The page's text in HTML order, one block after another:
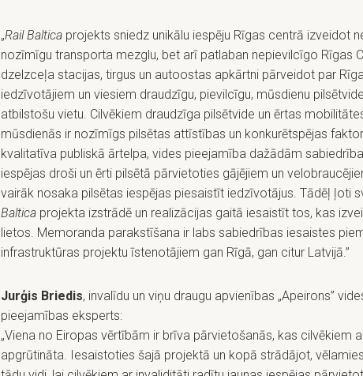
„Rail Baltica projekts sniedz unikālu iespēju Rīgas centrā izveidot
nozīmīgu transporta mezglu, bet arī patlaban nepievilcīgo Rīgas
dzelzceļa stacijas, tirgus un autoostas apkārtni pārveidot par
iedzīvotājiem un viesiem draudzīgu, pievilcīgu, mūsdienu
atbilstošu vietu. Cilvēkiem draudzīga pilsētvide un ērtas
mūsdienās ir nozīmīgs pilsētas attīstības un konkurētspējas
kvalitatīva publiskā ārtelpa, vides pieejamība dažādām
iespējas droši un ērti pilsētā pārvietoties gājējiem un
vairāk nosaka pilsētas iespējas piesaistīt iedzīvotājus. Tādēļ ļoti
Baltica projekta izstrādē un realizācijas gaitā iesaistīt tos, kas
lietos. Memoranda parakstīšana ir labs sabiedrības iesaistes
infrastruktūras projektu īstenotājiem gan Rīgā, gan citur Latvijā.”
Jurģis Briedis, invalīdu un viņu draugu apvienības „Apeirons”
pieejamības eksperts:
„Viena no Eiropas vērtībām ir brīva pārvietošanās, kas cilvēkiem
apgrūtināta. Iesaistoties šajā projektā un kopā strādājot,